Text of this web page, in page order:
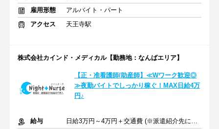
雇用形態
アルバイト・パート
アクセス
天王寺駅
株式会社カインド・メディカル【勤務地：なんばエリア】
【正・准看護師/助産師】≪Wワーク歓迎◎
≫夜勤バイトでしっかり稼ぐ！MAX日給4万
円♪
給与
日給3万円～4万円＋交通費 (※派遣紹介先により異なる)